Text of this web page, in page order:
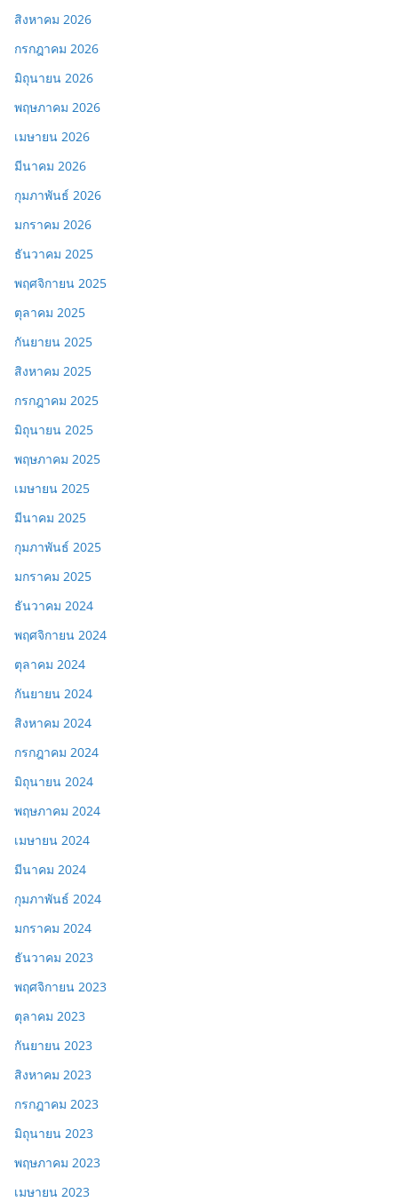
สิงหาคม 2026
กรกฎาคม 2026
มิถุนายน 2026
พฤษภาคม 2026
เมษายน 2026
มีนาคม 2026
กุมภาพันธ์ 2026
มกราคม 2026
ธันวาคม 2025
พฤศจิกายน 2025
ตุลาคม 2025
กันยายน 2025
สิงหาคม 2025
กรกฎาคม 2025
มิถุนายน 2025
พฤษภาคม 2025
เมษายน 2025
มีนาคม 2025
กุมภาพันธ์ 2025
มกราคม 2025
ธันวาคม 2024
พฤศจิกายน 2024
ตุลาคม 2024
กันยายน 2024
สิงหาคม 2024
กรกฎาคม 2024
มิถุนายน 2024
พฤษภาคม 2024
เมษายน 2024
มีนาคม 2024
กุมภาพันธ์ 2024
มกราคม 2024
ธันวาคม 2023
พฤศจิกายน 2023
ตุลาคม 2023
กันยายน 2023
สิงหาคม 2023
กรกฎาคม 2023
มิถุนายน 2023
พฤษภาคม 2023
เมษายน 2023